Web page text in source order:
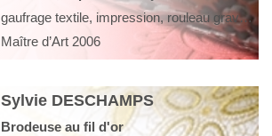
gaufrage textile, impression, rouleau gravé, plaque taille douce, conservatoire
Maître d’Art 2006
Sylvie DESCHAMPS
Brodeuse au fil d'or